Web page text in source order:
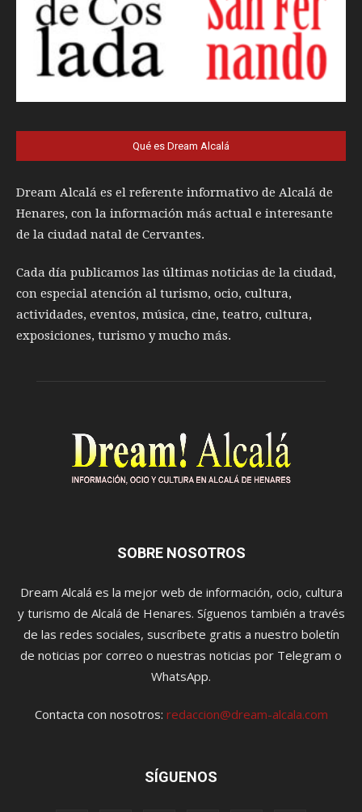
Qué es Dream Alcalá
Dream Alcalá es el referente informativo de Alcalá de
Henares, con la información más actual e interesante
de la ciudad natal de Cervantes.
Cada día publicamos las últimas noticias de la ciudad,
con especial atención al turismo, ocio, cultura,
actividades, eventos, música, cine, teatro, cultura,
exposiciones, turismo y mucho más.
SOBRE NOSOTROS
Dream Alcalá es la mejor web de información, ocio, cultura
y turismo de Alcalá de Henares. Síguenos también a través
de las redes sociales, suscríbete gratis a nuestro boletín
de noticias por correo o nuestras noticias por Telegram o
WhatsApp.
Contacta con nosotros: redaccion@dream-alcala.com
SÍGUENOS